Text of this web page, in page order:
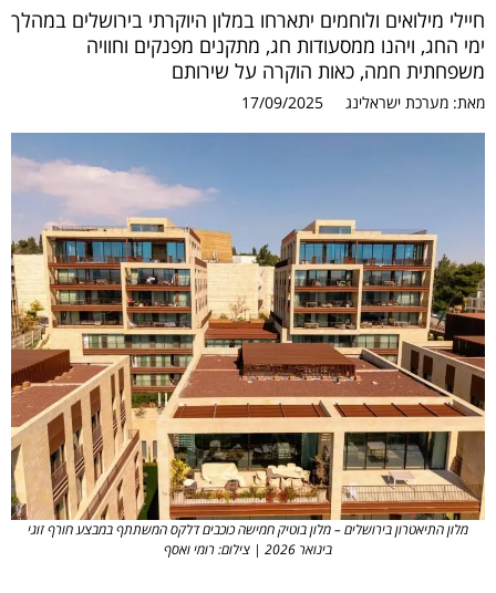
חיילי מילואים ולוחמים יתארחו במלון היוקרתי בירושלים במהלך
ימי החג, ויהנו ממסעודות חג, מתקנים מפנקים וחוויה
משפחתית חמה, כאות הוקרה על שירותם
מאת: מערכת ישראלינג 17/09/2025
מלון התיאטרון בירושלים – מלון בוטיק חמישה כוכבים דלקס המשתתף במבצע חורף זוגי
בינואר 2026 | צילום: רומי ואסף